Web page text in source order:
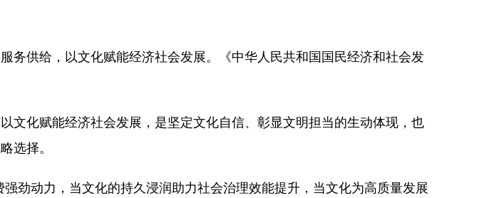
供给，以文化赋能经济社会发展。《中华人民共和国国民经济和社会发
化赋能经济社会发展，是坚定文化自信、彰显文明担当的生动体现，也
选择。
劲动力，当文化的持久浸润助力社会治理效能提升，当文化为高质量发展